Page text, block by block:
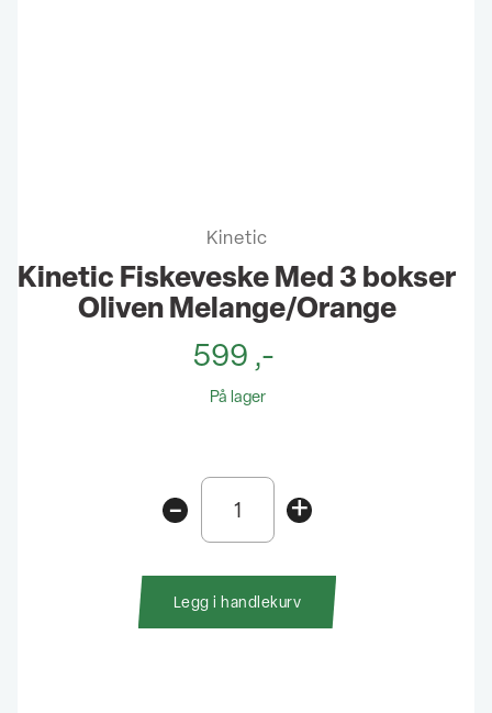
Kinetic
Kinetic Fiskeveske Med 3 bokser
Oliven Melange/Orange
599 ,-
På lager
+
Kinetic
Fiskeveske
Med
bokser
-
Legg i handlekurv